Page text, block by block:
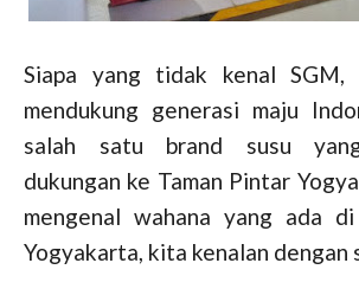
Siapa yang tidak kenal SGM,
mendukung generasi maju
salah satu brand susu
dukungan ke Taman Pintar
mengenal wahana yang ada
Yogyakarta, kita kenalan dengan